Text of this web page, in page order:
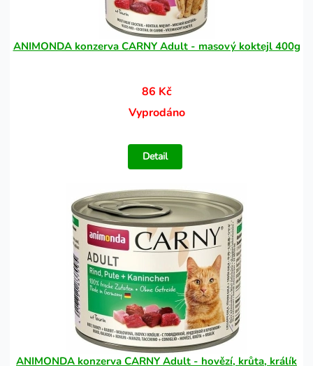
ANIMONDA konzerva CARNY Adult - masový koktejl 400g
86 Kč
Vyprodáno
Detail
ANIMONDA konzerva CARNY Adult - hovězí, krůta, králík